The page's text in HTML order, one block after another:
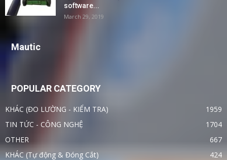
software...
March 29, 2019
Mautic
POPULAR CATEGORY
KHÁC (ĐO LƯỜNG - KIỂM TRA)
1959
TIN TỨC - CÔNG NGHỆ
1704
OTHER
667
KHÁC (Tự động & Đóng Cắt)
424